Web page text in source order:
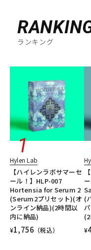
ランキング
Hylen Lab
【ハイレンラボサマーセ
ール！】HLP-007
Hortensia for Serum 2
(Serum2プリセット)(オ
ンライン納品)(2時間以
内に納品)
¥1,756 （税込）
(
¥